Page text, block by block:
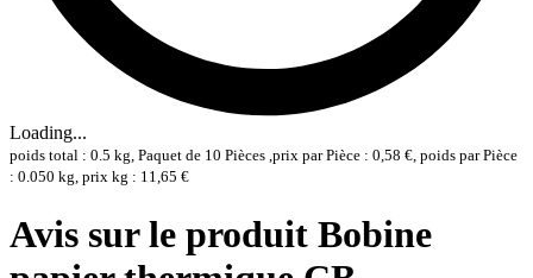
Loading...
poids total : 0.5 kg, Paquet de 10 Pièces ,prix par Pièce : 0,58 €, poids par Pièce
: 0.050 kg, prix kg : 11,65 €
Avis sur le produit Bobine